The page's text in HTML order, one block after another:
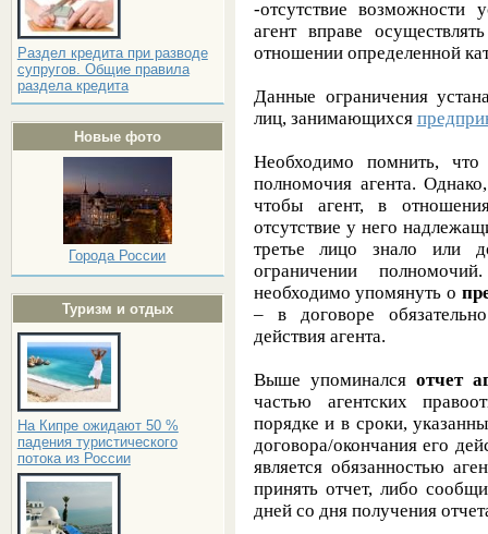
Раздел кредита при разводе
супругов. Общие правила
раздела кредита
Новые фото
Города России
Туризм и отдых
На Кипре ожидают 50 %
падения туристического
потока из России
-отсутствие возможности
агент вправе
отношении определенной
Данные ограничения
лиц, занимающихся
Необходимо помнить,
полномочия агента.
чтобы агент, в
отсутствие у него
третье лицо знало или
ограничении
необходимо упомянуть о
– в договоре
действия агента.
Выше упоминался отчет
частью агентских
порядке и в сроки,
договора/окончания его
является обязанностью
принять отчет, либо
дней со дня получения